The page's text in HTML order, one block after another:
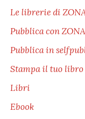
Le librerie di
Pubblica con ZONA
Pubblica in
Stampa il tuo libro
Libri
Ebook